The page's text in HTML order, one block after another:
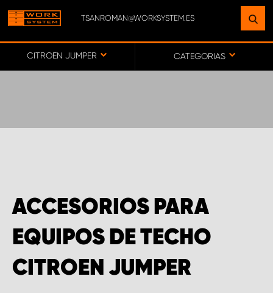
TSANROMAN@WORKSYSTEM.ES
CITROEN JUMPER CATEGORIAS
ACCESORIOS PARA
EQUIPOS DE TECHO
CITROEN JUMPER
ENCUENTRE UNA INSTALACIÓN
CERCA DE USTED